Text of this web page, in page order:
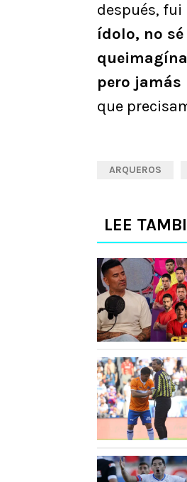
después,
ídolo, no
pero jamás
que
ARQUEROS
LEE